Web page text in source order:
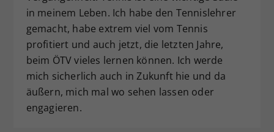
in meinem Leben. Ich habe den Tennislehrer
gemacht, habe extrem viel vom Tennis
profitiert und auch jetzt, die letzten Jahre,
beim ÖTV vieles lernen können. Ich werde
mich sicherlich auch in Zukunft hie und da
äußern, mich mal wo sehen lassen oder
engagieren.